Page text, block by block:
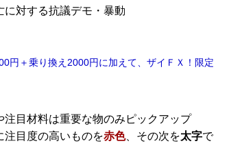
に対する抗議デモ・暴動
円＋乗り換え2000円に加えて、ザイＦＸ！限定
注目材料は重要な物のみピックアップ
注目度の高いものを赤色、その次を太字で